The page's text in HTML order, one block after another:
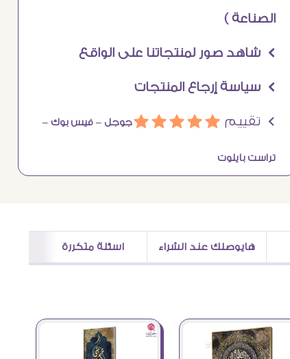
الصناعة )
Ö شاهد صور لمنتجاتنا على الواقع
Ö سياسة إرجاع المنتجات
Ö تقييم áááááجوجل – فيس بوك –
تراست بايلوت
هايوصلك عند الشراء اسئلة متكررة